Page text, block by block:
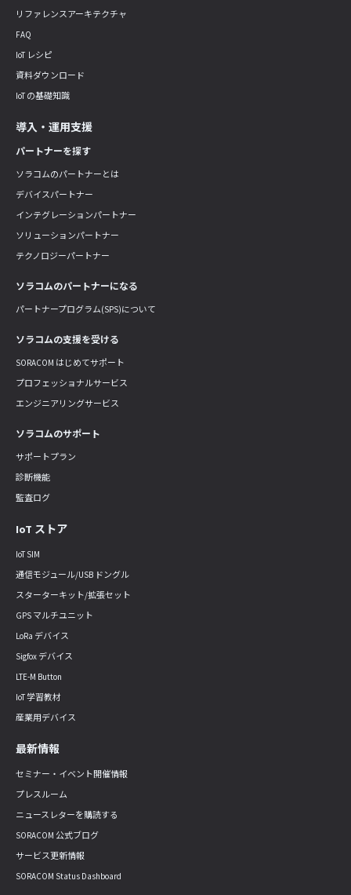
リファレンスアーキテクチャ
FAQ
IoT レシピ
資料ダウンロード
IoT の基礎知識
導入・運用支援
パートナーを探す
ソラコムのパートナーとは
デバイスパートナー
インテグレーションパートナー
ソリューションパートナー
テクノロジーパートナー
ソラコムのパートナーになる
パートナープログラム(SPS)について
ソラコムの支援を受ける
SORACOM はじめてサポート
プロフェッショナルサービス
エンジニアリングサービス
ソラコムのサポート
サポートプラン
診断機能
監査ログ
IoT ストア
IoT SIM
通信モジュール/USB ドングル
スターターキット/拡張セット
GPS マルチユニット
LoRa デバイス
Sigfox デバイス
LTE-M Button
IoT 学習教材
産業用デバイス
最新情報
セミナー・イベント開催情報
プレスルーム
ニュースレターを購読する
SORACOM 公式ブログ
サービス更新情報
SORACOM Status Dashboard